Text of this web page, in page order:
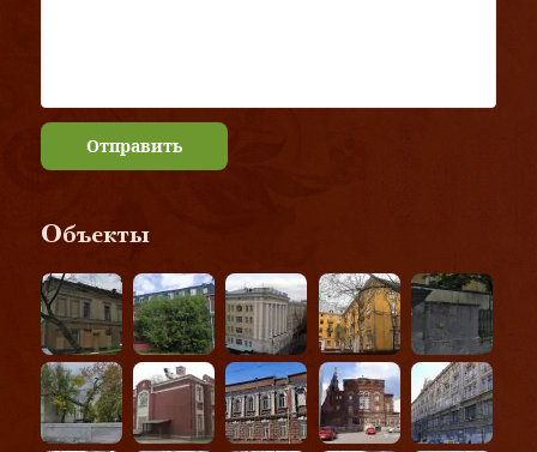
Отправить
Объекты